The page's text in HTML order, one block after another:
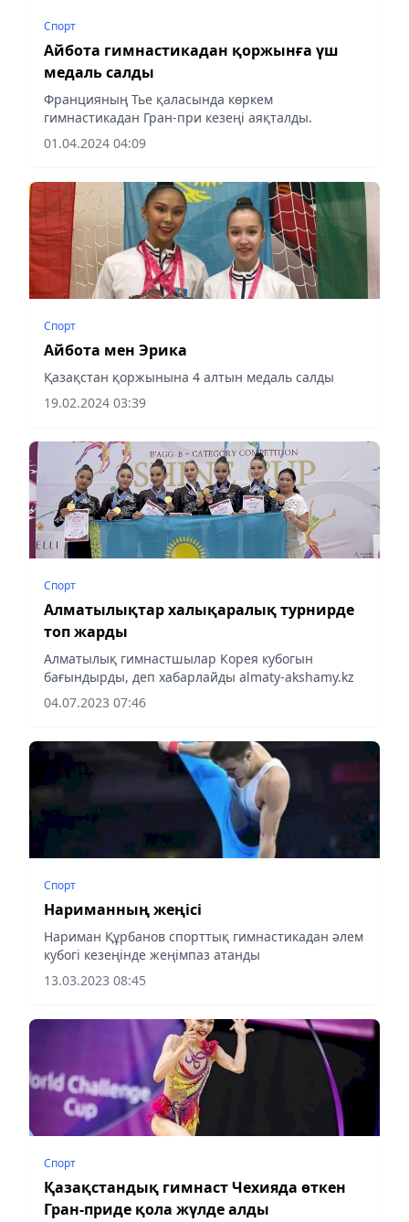
Спорт
Айбота гимнастикадан қоржынға үш
медаль салды
Францияның Тье қаласында көркем
гимнастикадан Гран-при кезеңі аяқталды.
01.04.2024 04:09
Спорт
Айбота мен Эрика
Қазақстан қоржынына 4 алтын медаль салды
19.02.2024 03:39
Спорт
Алматылықтар халықаралық турнирде
топ жарды
Алматылық гимнастшылар Корея кубогын
бағындырды, деп хабарлайды almaty-akshamy.kz
04.07.2023 07:46
Спорт
Нариманның жеңісі
Нариман Құрбанов спорттық гимнастикадан әлем
кубогі кезеңінде жеңімпаз атанды
13.03.2023 08:45
Спорт
Қазақстандық гимнаст Чехияда өткен
Гран-приде қола жүлде алды